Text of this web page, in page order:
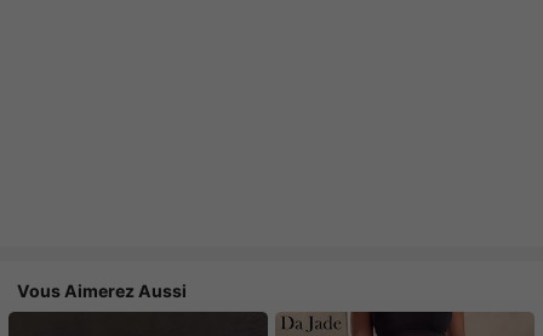
Vous Aimerez Aussi